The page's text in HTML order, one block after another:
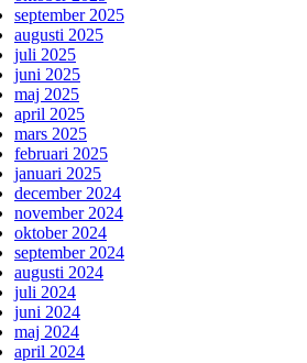
september 2025
augusti 2025
juli 2025
juni 2025
maj 2025
april 2025
mars 2025
februari 2025
januari 2025
december 2024
november 2024
oktober 2024
september 2024
augusti 2024
juli 2024
juni 2024
maj 2024
april 2024